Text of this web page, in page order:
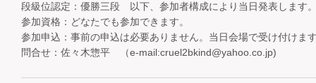
段級位認定：優勝三段 以下、参加者構成により当日発表します
参加資格：どなたでも参加できます。
参加申込：事前の申込は必要ありません。当日会場で受け付けま
問合せ：佐々木惣平 （e-mail:cruel2bkind@yahoo.co.jp)